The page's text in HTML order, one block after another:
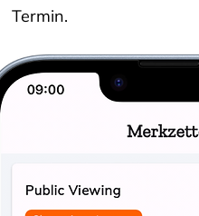
Termin.